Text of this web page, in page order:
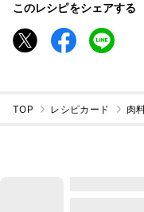
このレシピをシェアする
TOP レシピカード 肉